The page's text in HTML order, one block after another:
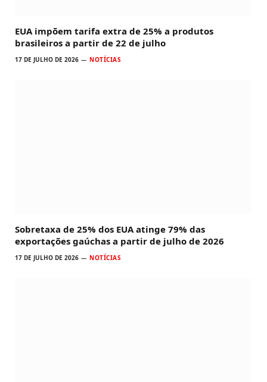
EUA impõem tarifa extra de 25% a produtos
brasileiros a partir de 22 de julho
17 DE JULHO DE 2026 NOTÍCIAS
Sobretaxa de 25% dos EUA atinge 79% das
exportações gaúchas a partir de julho de 2026
17 DE JULHO DE 2026 NOTÍCIAS